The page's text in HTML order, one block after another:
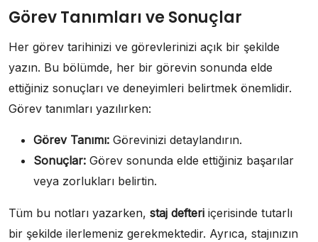
Görev Tanımları ve Sonuçlar
Her görev tarihinizi ve görevlerinizi açık bir şekilde
yazın. Bu bölümde, her bir görevin sonunda elde
ettiğiniz sonuçları ve deneyimleri belirtmek önemlidir.
Görev tanımları yazılırken:
Görev Tanımı: Görevinizi detaylandırın.
Sonuçlar: Görev sonunda elde ettiğiniz başarılar
veya zorlukları belirtin.
Tüm bu notları yazarken, staj defteri içerisinde tutarlı
bir şekilde ilerlemeniz gerekmektedir. Ayrıca, stajınızın